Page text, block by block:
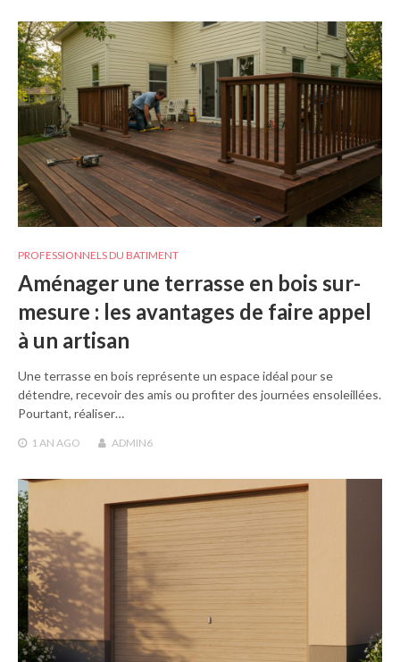
PROFESSIONNELS DU BATIMENT
Aménager une terrasse en bois sur-
mesure : les avantages de faire appel
à un artisan
Une terrasse en bois représente un espace idéal pour se
détendre, recevoir des amis ou profiter des journées ensoleillées.
Pourtant, réaliser…
1 AN AGO ADMIN6